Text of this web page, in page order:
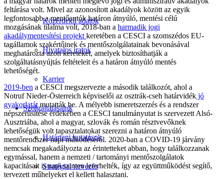
Közérdekű adatok
Hivatalos iratok
Karrier
Szolgáltatásaink
Határtani kutatások
Stratégiai tervezés
feltárása volt. Mivel az azonosított akadályok között az egyik
legfontosabb a mentőautók határon átnyúló, mentési célú
mozgásának tilalma volt, 2018-ban a harmadik jogi
akadálymentesítési projekt keretében a CESCI a szomszédos EU-
tagállamok szakértőinek és mentőszolgálatainak bevonásával
meghatározta azon kereteket, amelyek biztosíthatják a
szolgáltatásnyújtás feltételeit és a határon átnyúló mentés
lehetőségét.
2019-ben a CESCI megszervezte a második találkozót, ahol a
Notruf Nieder-Österreich képviselői az osztrák-cseh határvidék jó
gyakorlatát mutatták be. A mélyebb ismeretszerzés és a rendszer
népszerűsítése érdekében a CESCI tanulmányutat is szervezett Alsó-
Ausztriába, ahol a magyar, szlovák és román résztvevőknek
lehetőségük volt tapasztalatokat szerezni a határon átnyúló
mentőrendszer napi működéséről. 2020-ban a COVID-19 járvány
nemcsak megakadályozta az érintetteket abban, hogy találkozzanak
egymással, hanem a nemzeti / tartományi mentőszolgálatok
kapacitásait is napi szinten leterhelték, így az együttműködést segítő,
tervezett műhelyeket el kellett halasztani.